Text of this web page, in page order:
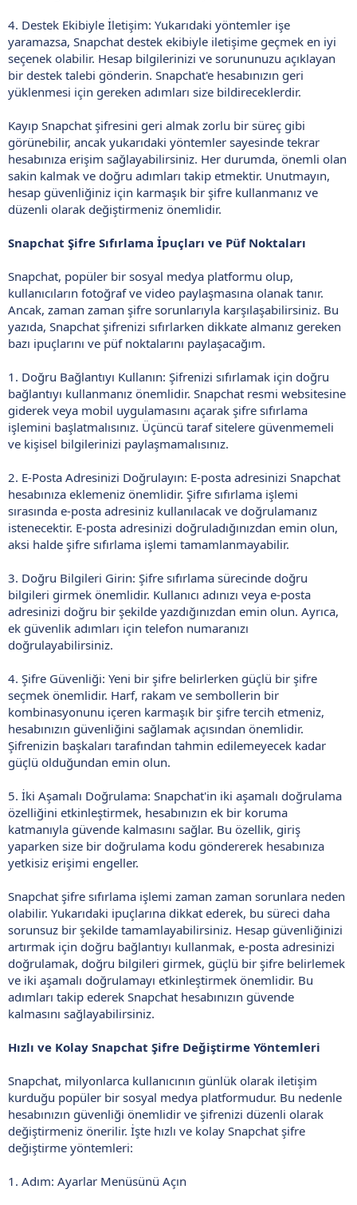
4. Destek Ekibiyle İletişim: Yukarıdaki yöntemler işe
yaramazsa, Snapchat destek ekibiyle iletişime geçmek en iyi
seçenek olabilir. Hesap bilgilerinizi ve sorununuzu açıklayan
bir destek talebi gönderin. Snapchat'e hesabınızın geri
yüklenmesi için gereken adımları size bildireceklerdir.
Kayıp Snapchat şifresini geri almak zorlu bir süreç gibi
görünebilir, ancak yukarıdaki yöntemler sayesinde tekrar
hesabınıza erişim sağlayabilirsiniz. Her durumda, önemli olan
sakin kalmak ve doğru adımları takip etmektir. Unutmayın,
hesap güvenliğiniz için karmaşık bir şifre kullanmanız ve
düzenli olarak değiştirmeniz önemlidir.
Snapchat Şifre Sıfırlama İpuçları ve Püf Noktaları
Snapchat, popüler bir sosyal medya platformu olup,
kullanıcıların fotoğraf ve video paylaşmasına olanak tanır.
Ancak, zaman zaman şifre sorunlarıyla karşılaşabilirsiniz. Bu
yazıda, Snapchat şifrenizi sıfırlarken dikkate almanız gereken
bazı ipuçlarını ve püf noktalarını paylaşacağım.
1. Doğru Bağlantıyı Kullanın: Şifrenizi sıfırlamak için doğru
bağlantıyı kullanmanız önemlidir. Snapchat resmi websitesine
giderek veya mobil uygulamasını açarak şifre sıfırlama
işlemini başlatmalısınız. Üçüncü taraf sitelere güvenmemeli
ve kişisel bilgilerinizi paylaşmamalısınız.
2. E-Posta Adresinizi Doğrulayın: E-posta adresinizi Snapchat
hesabınıza eklemeniz önemlidir. Şifre sıfırlama işlemi
sırasında e-posta adresiniz kullanılacak ve doğrulamanız
istenecektir. E-posta adresinizi doğruladığınızdan emin olun,
aksi halde şifre sıfırlama işlemi tamamlanmayabilir.
3. Doğru Bilgileri Girin: Şifre sıfırlama sürecinde doğru
bilgileri girmek önemlidir. Kullanıcı adınızı veya e-posta
adresinizi doğru bir şekilde yazdığınızdan emin olun. Ayrıca,
ek güvenlik adımları için telefon numaranızı
doğrulayabilirsiniz.
4. Şifre Güvenliği: Yeni bir şifre belirlerken güçlü bir şifre
seçmek önemlidir. Harf, rakam ve sembollerin bir
kombinasyonunu içeren karmaşık bir şifre tercih etmeniz,
hesabınızın güvenliğini sağlamak açısından önemlidir.
Şifrenizin başkaları tarafından tahmin edilemeyecek kadar
güçlü olduğundan emin olun.
5. İki Aşamalı Doğrulama: Snapchat'in iki aşamalı doğrulama
özelliğini etkinleştirmek, hesabınızın ek bir koruma
katmanıyla güvende kalmasını sağlar. Bu özellik, giriş
yaparken size bir doğrulama kodu göndererek hesabınıza
yetkisiz erişimi engeller.
Snapchat şifre sıfırlama işlemi zaman zaman sorunlara neden
olabilir. Yukarıdaki ipuçlarına dikkat ederek, bu süreci daha
sorunsuz bir şekilde tamamlayabilirsiniz. Hesap güvenliğinizi
artırmak için doğru bağlantıyı kullanmak, e-posta adresinizi
doğrulamak, doğru bilgileri girmek, güçlü bir şifre belirlemek
ve iki aşamalı doğrulamayı etkinleştirmek önemlidir. Bu
adımları takip ederek Snapchat hesabınızın güvende
kalmasını sağlayabilirsiniz.
Hızlı ve Kolay Snapchat Şifre Değiştirme Yöntemleri
Snapchat, milyonlarca kullanıcının günlük olarak iletişim
kurduğu popüler bir sosyal medya platformudur. Bu nedenle
hesabınızın güvenliği önemlidir ve şifrenizi düzenli olarak
değiştirmeniz önerilir. İşte hızlı ve kolay Snapchat şifre
değiştirme yöntemleri:
1. Adım: Ayarlar Menüsünü Açın